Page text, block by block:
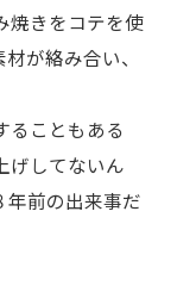
焼きをコテを使
が絡み合い、
ることもある
げしてないん
年前の出来事だ